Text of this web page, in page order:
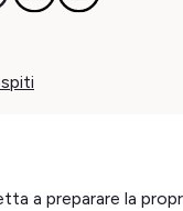
a preparare la